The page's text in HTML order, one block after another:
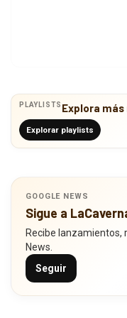
PLAYLISTS Explora más
Explorar playlists
GOOGLE NEWS
Sigue a
Recibe lanzamientos,
News.
Seguir